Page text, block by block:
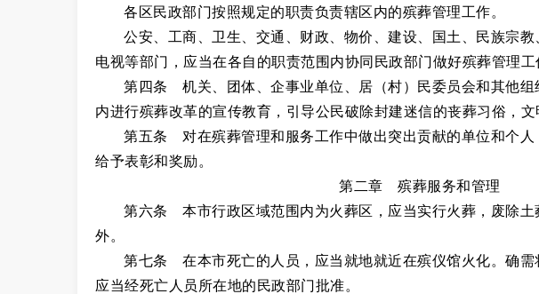
各区民政部门按照规定的职责负责辖区内的殡葬管理工作。
公安、工商、卫生、交通、财政、物价、建设、国土、民族宗
电视等部门，应当在各自的职责范围内协同民政部门做好殡葬管理工
第四条 机关、团体、企事业单位、居（村）民委员会和其他组
内进行殡葬改革的宣传教育，引导公民破除封建迷信的丧葬习俗，文
第五条 对在殡葬管理和服务工作中做出突出贡献的单位和个人
给予表彰和奖励。
第二章 殡葬服务和管理
第六条 本市行政区域范围内为火葬区，应当实行火葬，废除土
外。
第七条 在本市死亡的人员，应当就地就近在殡仪馆火化。确需
应当经死亡人员所在地的民政部门批准。